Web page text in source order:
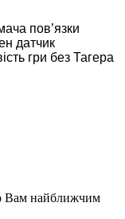
пов’язки
датчик
гри без Тагера
Вам найближчим